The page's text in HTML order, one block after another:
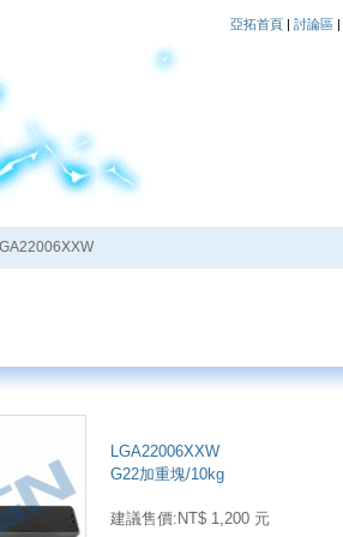
亞拓首頁 | 討論區 |
LGA22006XXW
G22加重塊/10kg
建議售價:NT$ 1,200 元